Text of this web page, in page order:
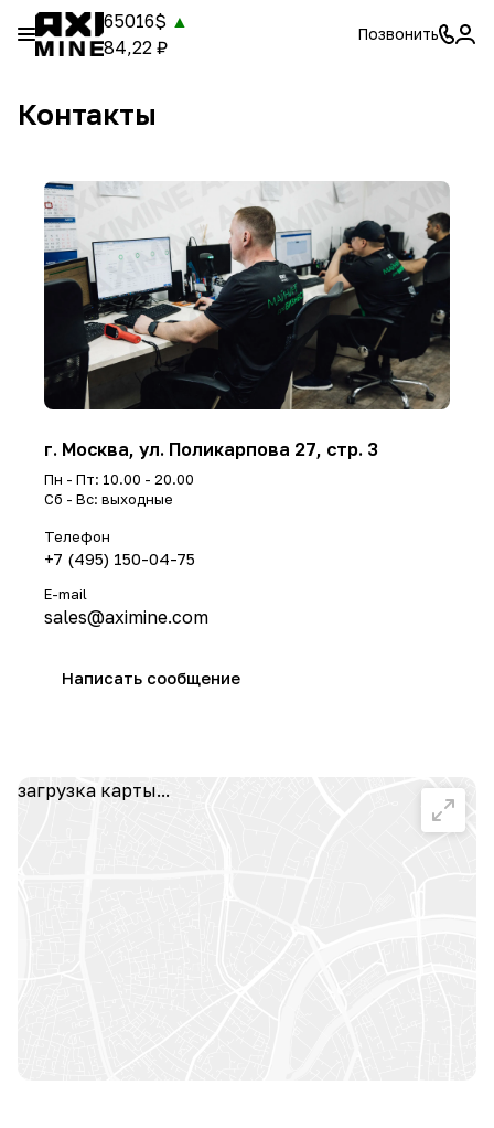
65016$ ▲
84,22 ₽
Позвонить
Контакты
загрузка карты...
г. Москва, ул. Поликарпова 27, стр. 3
Пн - Пт: 10.00 - 20.00
Сб - Вс: выходные
Телефон
+7 (495) 150-04-75
E-mail
sales@aximine.com
Написать сообщение